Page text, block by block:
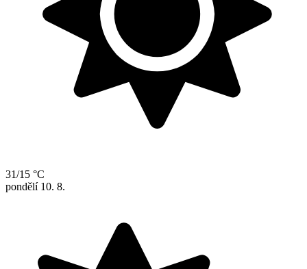
31/15 °C
pondělí 10. 8.